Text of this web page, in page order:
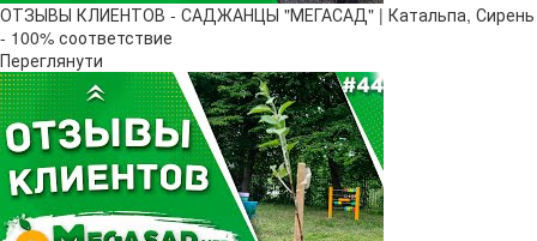
ОТЗЫВЫ КЛИЕНТОВ - САДЖАНЦЫ "МЕГАСАД" | Катальпа, Сирень
- 100% соответствие
Переглянути